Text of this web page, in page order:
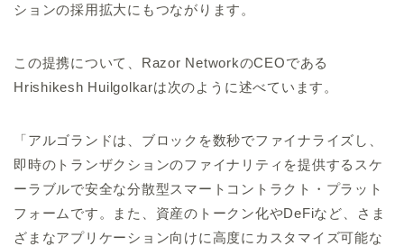
ションの採用拡大にもつながります。
この提携について、Razor NetworkのCEOである
Hrishikesh Huilgolkarは次のように述べています。
「アルゴランドは、ブロックを数秒でファイナライズし、
即時のトランザクションのファイナリティを提供するスケ
ーラブルで安全な分散型スマートコントラクト・プラット
フォームです。また、資産のトークン化やDeFiなど、さま
ざまなアプリケーション向けに高度にカスタマイズ可能な